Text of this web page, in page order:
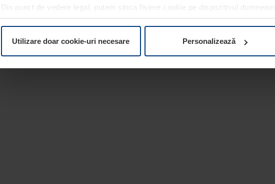
Din punct de vedere legal, putem stoca fișiere cookie pe dispozitivul
obligatorii pentru funcționarea acestei pagini. Pentru alte tipuri de fișiere
paginaDeclarație cu privire la protecția datelor de pe site-ul nostru web.
Utilizare doar cookie-uri necesare Personalizează